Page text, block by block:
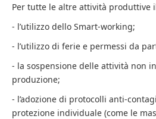
Per tutte le altre attività produttive
- l’utilizzo dello Smart-working;
- l’utilizzo di ferie e permessi da
- la sospensione delle attività non
produzione;
- l’adozione di protocolli anti-
protezione individuale (come le